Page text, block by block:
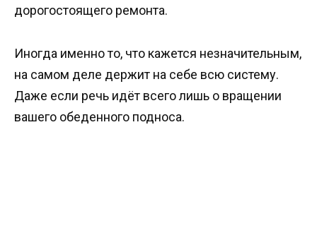
дорогостоящего ремонта.
Иногда именно то, что кажется незначительным,
на самом деле держит на себе всю систему.
Даже если речь идёт всего лишь о вращении
вашего обеденного подноса.